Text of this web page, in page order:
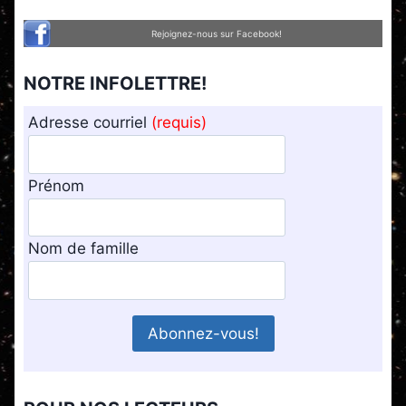
Rejoignez-nous sur Facebook!
NOTRE INFOLETTRE!
Adresse courriel (requis)
Prénom
Nom de famille